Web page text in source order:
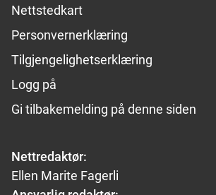
Nettstedkart
Personvernerklæring
Tilgjengelighetserklæring
Logg på
Gi tilbakemelding på denne siden
Nettredaktør:
Ellen Marite Fagerli